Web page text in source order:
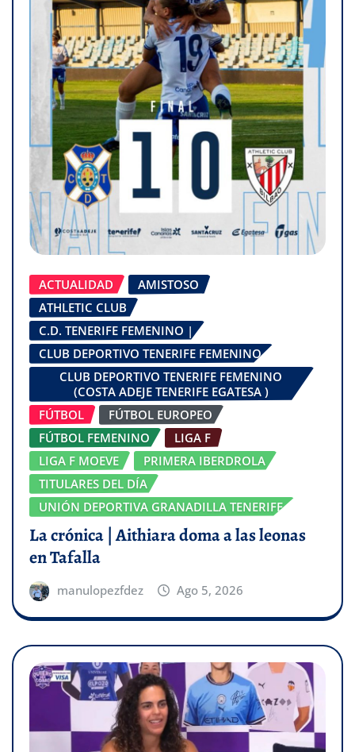
ACTUALIDAD
AMISTOSO
ATHLETIC CLUB
C.D. TENERIFE FEMENINO |
CLUB DEPORTIVO TENERIFE FEMENINO
CLUB DEPORTIVO TENERIFE FEMENINO
(COSTA ADEJE TENERIFE EGATESA )
FÚTBOL
FÚTBOL EUROPEO
FÚTBOL FEMENINO
LIGA F
LIGA F MOEVE
PRIMERA IBERDROLA
TITULARES DEL DÍA
UNIÓN DEPORTIVA GRANADILLA TENERIFE
La crónica | Aithiara doma a las leonas
en Tafalla
manulopezfdez Ago 5, 2026